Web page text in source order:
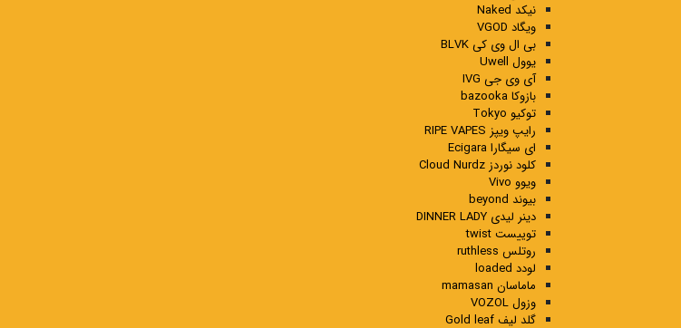
نیکد Naked
ویگاد VGOD
بی ال وی کی BLVK
یوول Uwell
آی وی جی IVG
بازوکا bazooka
توکیو Tokyo
رایپ ویپز RIPE VAPES
ای سیگارا Ecigara
کلود نوردز Cloud Nurdz
ویوو Vivo
بیوند beyond
دینر لیدی DINNER LADY
توییست twist
روتلس ruthless
لودد loaded
ماماسان mamasan
وزول VOZOL
گلد لیف Gold leaf